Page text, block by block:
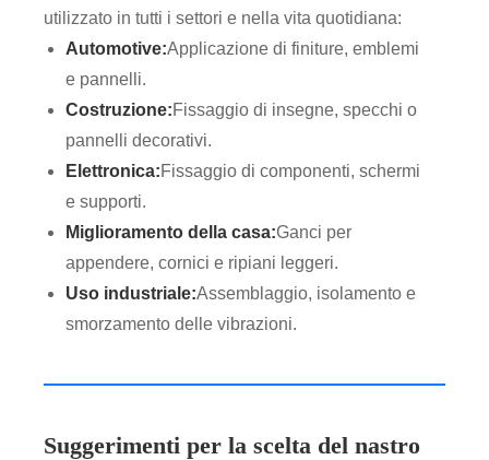
utilizzato in tutti i settori e nella vita quotidiana:
Automotive:Applicazione di finiture, emblemi
e pannelli.
Costruzione:Fissaggio di insegne, specchi o
pannelli decorativi.
Elettronica:Fissaggio di componenti, schermi
e supporti.
Miglioramento della casa:Ganci per
appendere, cornici e ripiani leggeri.
Uso industriale:Assemblaggio, isolamento e
smorzamento delle vibrazioni.
Suggerimenti per la scelta del nastro